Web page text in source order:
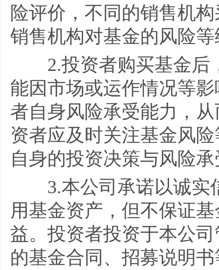
险评价，不同的销售机
销售机构对基金的风险
2.投资者购买基金后
能因市场或运作情况等
者自身风险承受能力，
资者应及时关注基金风
自身的投资决策与风险
3.本公司承诺以诚实
用基金资产，但不保证
益。投资者投资于本公
的基金合同、招募说明